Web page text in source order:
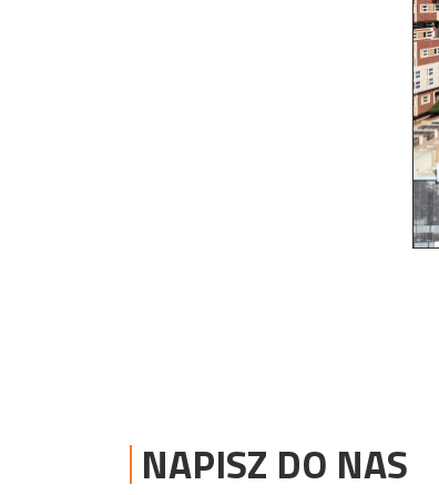
NAPISZ DO NAS